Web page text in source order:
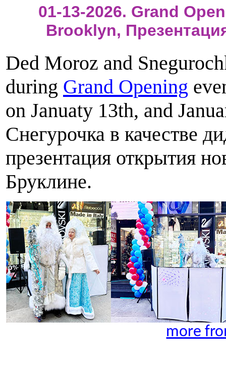
01-13-2026. Grand
Brooklyn,
Ded Moroz and
during Grand Opening
on Januaty 13th, and
Снегурочка в качестве
презентация открытия
Бруклине.
more